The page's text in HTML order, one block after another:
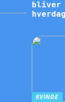
bliver
KVINDE